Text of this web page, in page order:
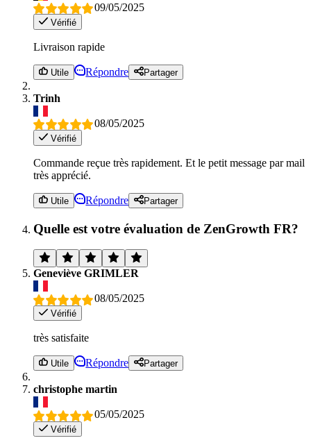
09/05/2025
Vérifié
Livraison rapide
Utile Répondre Partager
Trinh
08/05/2025
Vérifié
Commande reçue très rapidement. Et le petit message par mail
très apprécié.
Utile Répondre Partager
Quelle est votre évaluation de ZenGrowth FR?
Geneviève GRIMLER
08/05/2025
Vérifié
très satisfaite
Utile Répondre Partager
christophe martin
05/05/2025
Vérifié